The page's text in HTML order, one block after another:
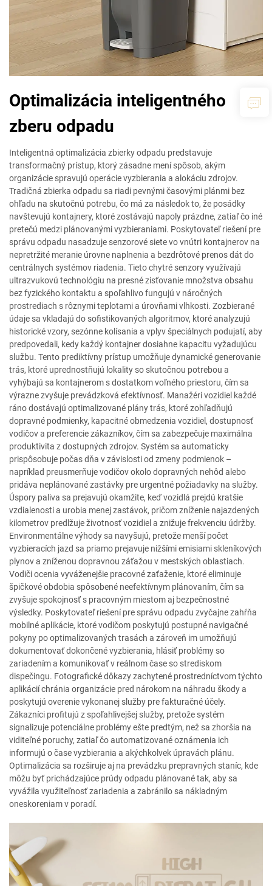
Optimalizácia inteligentného
zberu odpadu
Inteligentná optimalizácia zbierky odpadu predstavuje
transformačný prístup, ktorý zásadne mení spôsob, akým
organizácie spravujú operácie vyzbierania a alokáciu zdrojov.
Tradičná zbierka odpadu sa riadi pevnými časovými plánmi bez
ohľadu na skutočnú potrebu, čo má za následok to, že posádky
navštevujú kontajnery, ktoré zostávajú napoly prázdne, zatiaľ čo iné
pretečú medzi plánovanými vyzbieraniami. Poskytovateľ riešení pre
správu odpadu nasadzuje senzorové siete vo vnútri kontajnerov na
nepretržité meranie úrovne naplnenia a bezdrôtové prenos dát do
centrálnych systémov riadenia. Tieto chytré senzory využívajú
ultrazvukovú technológiu na presné zisťovanie množstva obsahu
bez fyzického kontaktu a spoľahlivo fungujú v náročných
prostrediach s rôznymi teplotami a úrovňami vlhkosti. Zozbierané
údaje sa vkladajú do sofistikovaných algoritmov, ktoré analyzujú
historické vzory, sezónne kolísania a vplyv špeciálnych podujatí, aby
predpovedali, kedy každý kontajner dosiahne kapacitu vyžadujúcu
službu. Tento prediktívny prístup umožňuje dynamické generovanie
trás, ktoré uprednostňujú lokality so skutočnou potrebou a
vyhýbajú sa kontajnerom s dostatkom voľného priestoru, čím sa
výrazne zvyšuje prevádzková efektívnosť. Manažéri vozidiel každé
ráno dostávajú optimalizované plány trás, ktoré zohľadňujú
dopravné podmienky, kapacitné obmedzenia vozidiel, dostupnosť
vodičov a preferencie zákazníkov, čím sa zabezpečuje maximálna
produktivita z dostupných zdrojov. Systém sa automaticky
prispôsobuje počas dňa v závislosti od zmeny podmienok –
napríklad preusmerňuje vodičov okolo dopravných nehôd alebo
pridáva neplánované zastávky pre urgentné požiadavky na služby.
Úspory paliva sa prejavujú okamžite, keď vozidlá prejdú kratšie
vzdialenosti a urobia menej zastávok, pričom zníženie najazdených
kilometrov predlžuje životnosť vozidiel a znižuje frekvenciu údržby.
Environmentálne výhody sa navyšujú, pretože menší počet
vyzbieracích jazd sa priamo prejavuje nižšími emisiami skleníkových
plynov a zníženou dopravnou záťažou v mestských oblastiach.
Vodiči ocenia vyváženejšie pracovné zaťaženie, ktoré eliminuje
špičkové obdobia spôsobené neefektívnym plánovaním, čím sa
zvyšuje spokojnosť s pracovným miestom aj bezpečnostné
výsledky. Poskytovateľ riešení pre správu odpadu zvyčajne zahŕňa
mobilné aplikácie, ktoré vodičom poskytujú postupné navigačné
pokyny po optimalizovaných trasách a zároveň im umožňujú
dokumentovať dokončené vyzbierania, hlásiť problémy so
zariadením a komunikovať v reálnom čase so strediskom
dispečingu. Fotografické dôkazy zachytené prostredníctvom týchto
aplikácií chránia organizácie pred nárokom na náhradu škody a
poskytujú overenie vykonanej služby pre fakturačné účely.
Zákazníci profitujú z spoľahlivejšej služby, pretože systém
signalizuje potenciálne problémy ešte predtým, než sa zhoršia na
viditeľné poruchy, zatiaľ čo automatizované oznámenia ich
informujú o čase vyzbierania a akýchkolvek úpravách plánu.
Optimalizácia sa rozširuje aj na prevádzku prepravných staníc, kde
môžu byť prichádzajúce prúdy odpadu plánované tak, aby sa
vyvážila využiteľnosť zariadenia a zabránilo sa nákladným
oneskoreniam v poradí.